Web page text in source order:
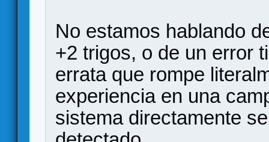
No estamos hablando
+2 trigos, o de un error
errata que rompe
experiencia en una
sistema directamente